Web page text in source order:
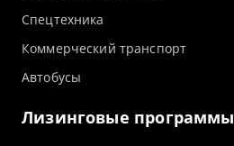
Спецтехника
Коммерческий транспорт
Автобусы
Лизинговые программы